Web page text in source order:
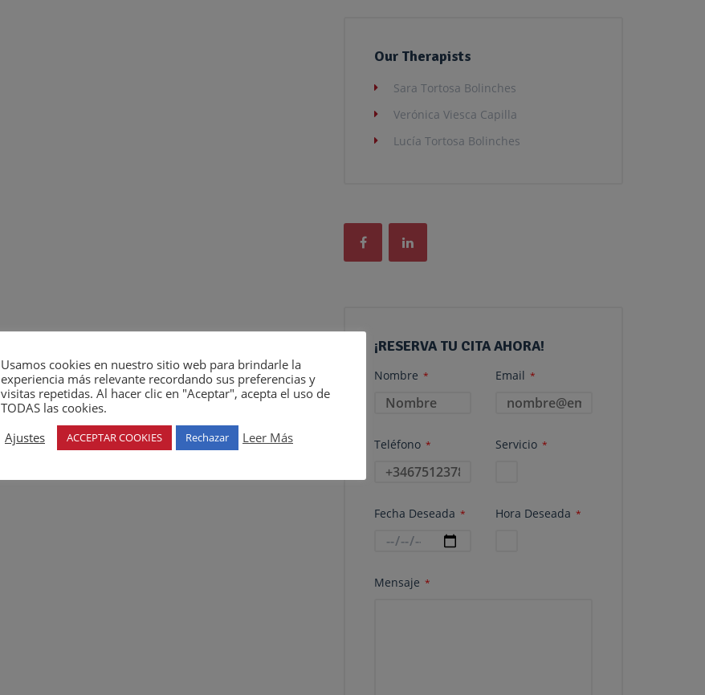
Our Therapists
Sara Tortosa Bolinches
Verónica Viesca Capilla
Lucía Tortosa Bolinches
¡RESERVA TU CITA AHORA!
Nombre * Email *
Teléfono * Servicio *
Fecha Deseada * Hora Deseada *
Mensaje *
Usamos cookies en nuestro sitio web para brindarle la
experiencia más relevante recordando sus preferencias y
visitas repetidas. Al hacer clic en "Aceptar", acepta el uso de
TODAS las cookies.
Ajustes
ACCEPTAR COOKIES Rechazar Leer Más